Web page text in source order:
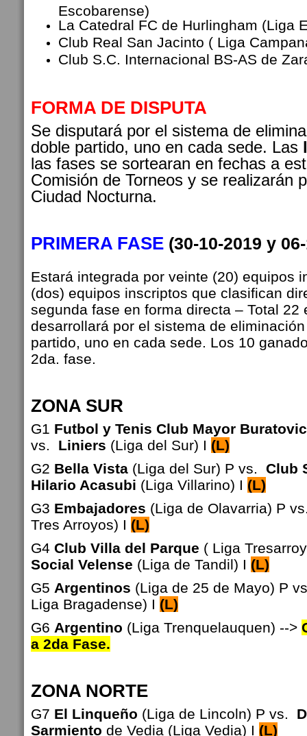
Escobarense)
La Catedral FC de Hurlingham (Liga
Club Real San Jacinto ( Liga
Club S.C. Internacional BS-AS de
FORMA DE DISPUTA
Se disputará por el sistema de
doble partido, uno en cada sede. Las
las fases se sortearan en fechas a
Comisión de Torneos y se realizarán
Ciudad Nocturna.
PRIMERA FASE (30-10-2019 y
Estará integrada por veinte (20) equipos
(dos) equipos inscriptos que clasifican
segunda fase en forma directa – Total 22
desarrollará por el sistema de
partido, uno en cada sede. Los 10
2da. fase.
ZONA SUR
G1 Futbol y Tenis Club Mayor
vs.
Liniers (Liga del Sur) I (L)
G2 Bella Vista (Liga del Sur) P vs. Club
Hilario Acasubi (Liga Villarino) I (L)
G3 Embajadores (Liga de Olavarria) P
Tres Arroyos) I (L)
G4 Club Villa del Parque ( Liga
Social Velense (Liga de Tandil) I (L)
G5 Argentinos (Liga de 25 de Mayo) P
Liga Bragadense) I (L)
G6 Argentino (Liga Trenquelauquen) -->
a 2da Fase.
ZONA NORTE
G7 El Linqueño (Liga de Lincoln) P vs.
Sarmiento de Vedia (Liga Vedia) I (L)